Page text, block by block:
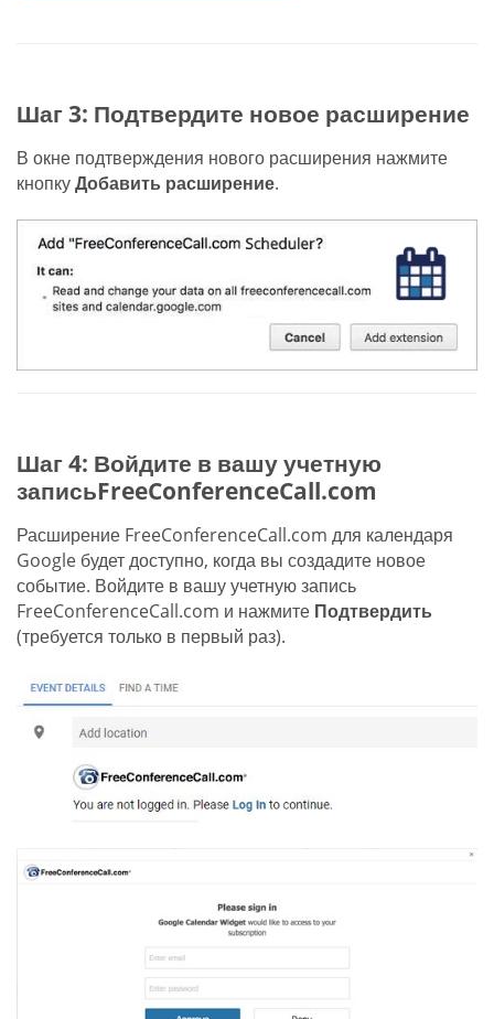
Шаг 3: Подтвердите новое расширение
В окне подтверждения нового расширения нажмите
кнопкуДобавить расширение.
Шаг 4: Войдите в вашу учетную
записьFreeConferenceCall.com
Расширение FreeConferenceCall.com для календаря
Google будет доступно, когда вы создадите новое
событие. Войдите в вашу учетную запись
FreeConferenceCall.com и нажмите Подтвердить
(требуется только в первый раз).